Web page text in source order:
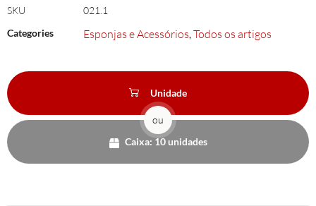
SKU
021.1
Categories
Esponjas e Acessórios,Todos os artigos
Unidade
ou
Caixa: 10 unidades